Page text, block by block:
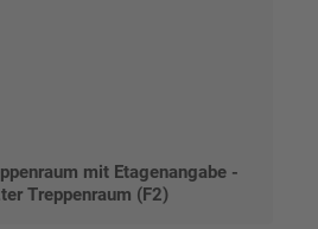
mit Etagenangabe -
Treppenraum (F2)